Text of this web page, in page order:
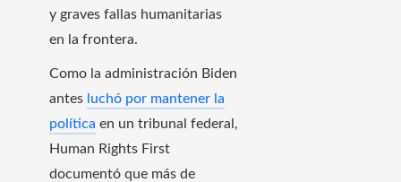
y graves fallas humanitarias
en la frontera.
Como la administración Biden
antes luchó por mantener la
política en un tribunal federal,
Human Rights First
documentó que más de